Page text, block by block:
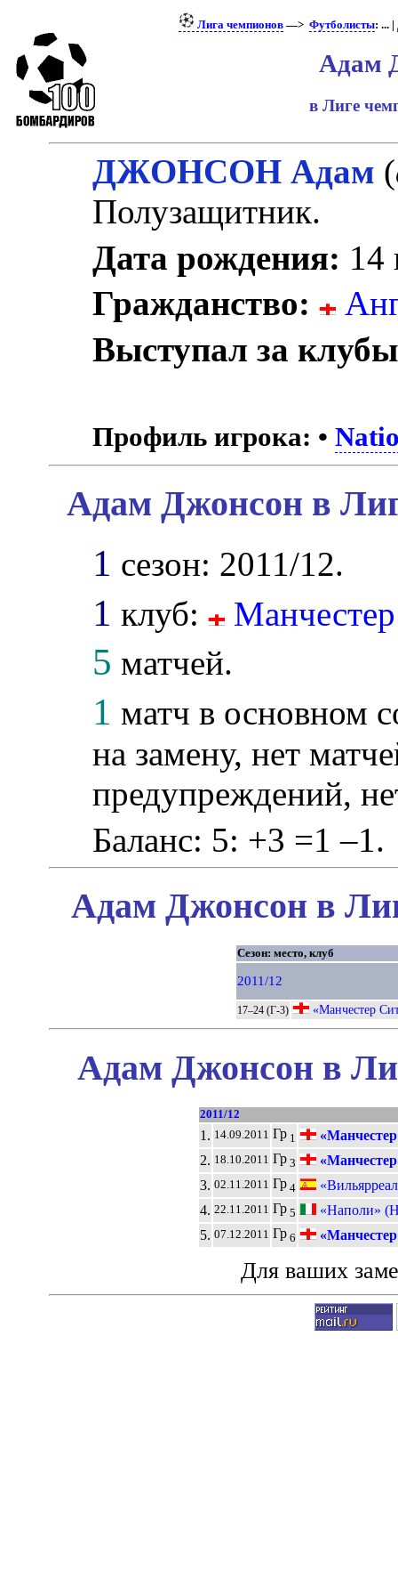
Лига чемпионов—> Футболисты: ... |
Адам
в Лиге
ДЖОНСОН Адам (
Полузащитник.
Дата рождения: 14
Гражданство:
Выступал за
Профиль игрока: •
Адам Джонсон в
1 сезон: 2011/12.
1 клуб:
5 матчей.
1 матч в основном
на замену, нет
предупреждений,
Баланс: 5: +3 =1 –1.
Адам Джонсон в
Сезон: место, клуб
2011/12
17–24 (Г-3) «Манчестер
Адам Джонсон в
2011/12
1. 14.09.2011 Гр 1
2. 18.10.2011 Гр 3
3. 02.11.2011 Гр 4
4. 22.11.2011 Гр 5
«Наполи»
5. 07.12.2011 Гр 6
Для ваших